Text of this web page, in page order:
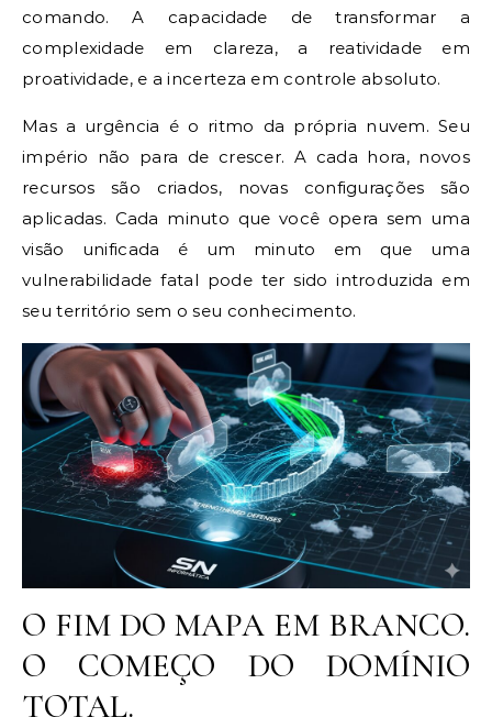
comando. A capacidade de transformar a
complexidade em clareza, a reatividade em
proatividade, e a incerteza em controle absoluto.
Mas a urgência é o ritmo da própria nuvem. Seu
império não para de crescer. A cada hora, novos
recursos são criados, novas configurações são
aplicadas. Cada minuto que você opera sem uma
visão unificada é um minuto em que uma
vulnerabilidade fatal pode ter sido introduzida em
seu território sem o seu conhecimento.
O FIM DO MAPA EM BRANCO.
O COMEÇO DO DOMÍNIO
TOTAL.